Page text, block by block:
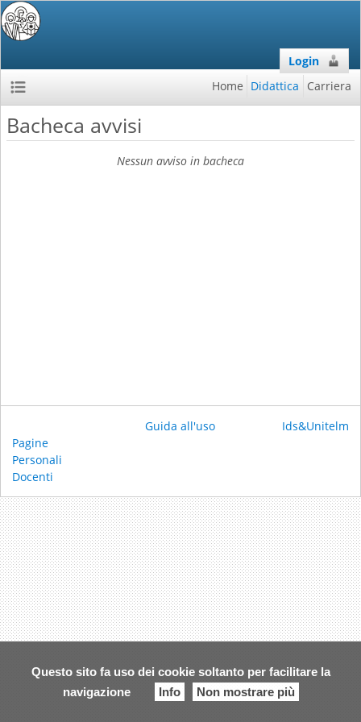
Questo sito fa uso dei cookie soltanto per facilitare la
navigazione
Info Non mostrare più
Login
Home Didattica Carriera
Bacheca avvisi
Nessun avviso in bacheca
Pagine
Personali
Docenti
Guida all'uso Ids&Unitelm